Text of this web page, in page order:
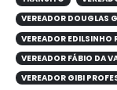
VEREADOR DOUGLAS
VEREADOR EDILSINHO
VEREADOR FÁBIO DA
VEREADOR GIBI